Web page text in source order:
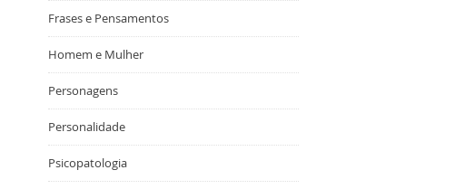
Frases e Pensamentos
Homem e Mulher
Personagens
Personalidade
Psicopatologia